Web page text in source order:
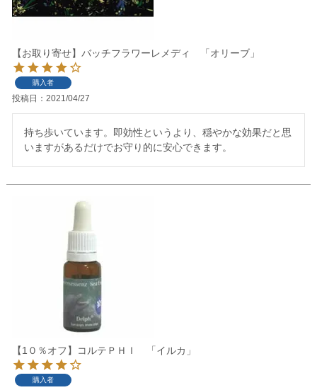
【お取り寄せ】バッチフラワーレメディ 「オリーブ」
購入者
投稿日 2021/04/27
持ち歩いています。即効性というより、穏やかな効果だと思
いますがあるだけでお守り的に安心できます。
【1０％オフ】コルテＰＨＩ 「イルカ」
購入者